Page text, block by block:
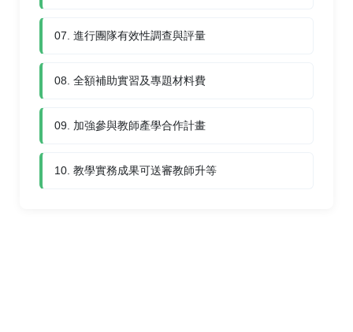
07. 進行團隊有效性調查與評量
08. 全額補助實習及專題材料費
09. 加強參與教師產學合作計畫
10. 教學實務成果可送審教師升等